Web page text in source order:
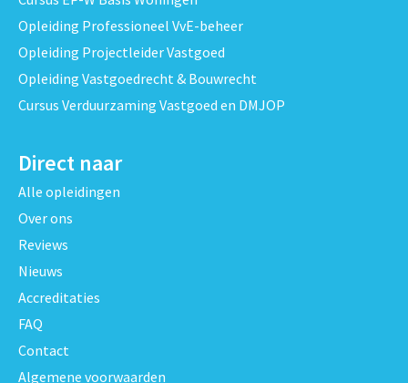
Opleiding Professioneel VvE-beheer
Opleiding Projectleider Vastgoed
Opleiding Vastgoedrecht & Bouwrecht
Cursus Verduurzaming Vastgoed en DMJOP
Direct naar
Alle opleidingen
Over ons
Reviews
Nieuws
Accreditaties
FAQ
Contact
Algemene voorwaarden